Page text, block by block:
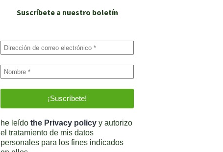
Suscríbete a nuestro boletín
he leído the Privacy policy y autorizo
el tratamiento de mis datos
personales para los fines indicados